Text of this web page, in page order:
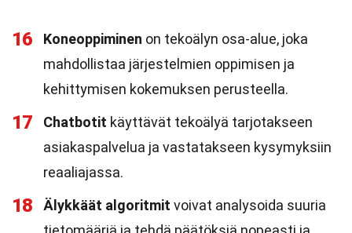
16 Koneoppiminen on tekoälyn osa-alue, joka
mahdollistaa järjestelmien oppimisen ja
kehittymisen kokemuksen perusteella.
17 Chatbotit käyttävät tekoälyä tarjotakseen
asiakaspalvelua ja vastatakseen kysymyksiin
reaaliajassa.
18 Älykkäät algoritmit voivat analysoida suuria